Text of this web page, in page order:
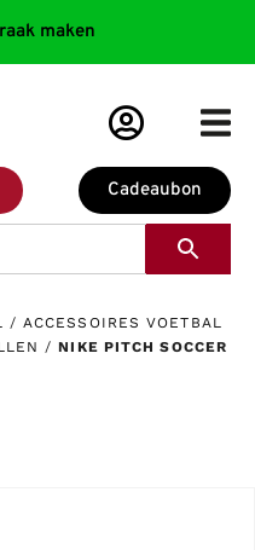
maken
Cadeaubon
/ ACCESSOIRES VOETBAL
/NIKE PITCH SOCCER